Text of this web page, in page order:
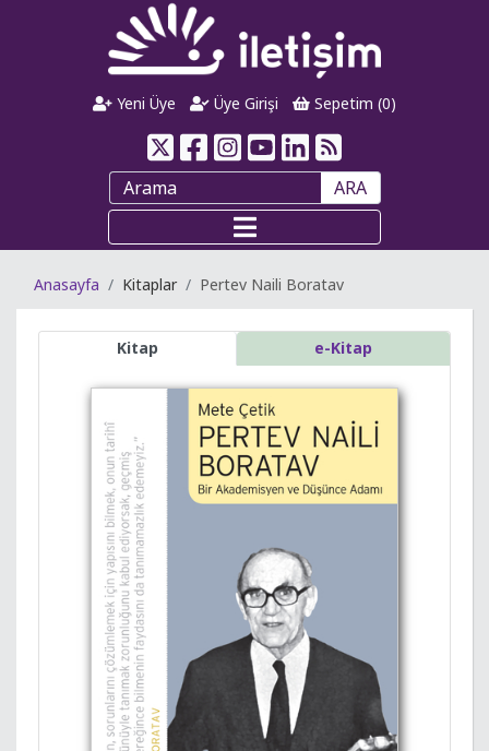
Yeni Üye Üye Girişi Sepetim (0)
ARA
Anasayfa Kitaplar Pertev Naili Boratav
Kitap e-Kitap